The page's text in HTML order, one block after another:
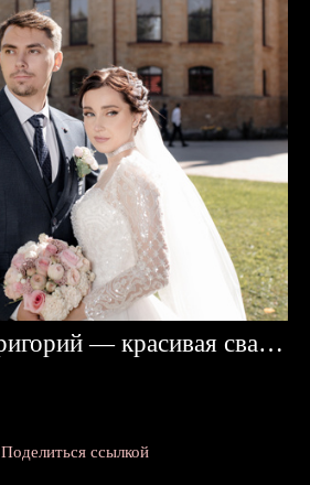
Екатерина & Григорий — красивая свадьба в Караганде
Поделиться ссылкой